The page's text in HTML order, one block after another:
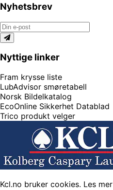
Nyhetsbrev
Nyttige linker
Fram krysse liste
LubAdvisor smøretabell
Norsk Bildelkatalog
EcoOnline Sikkerhet Datablad
Trico produkt velger
Kcl.no bruker cookies. Les mer